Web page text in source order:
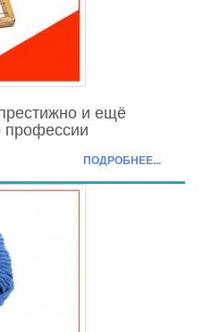
и ещё
профессии
ПОДРОБНЕЕ...